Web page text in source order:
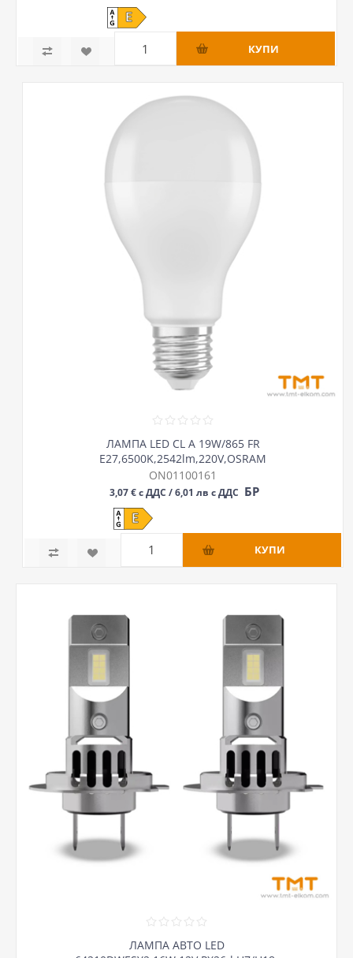
ЛАМПА LED CL A 19W/865 FR
Е27,6500K,2542lm,220V,OSRAM
ON01100161
3,07 € с ДДС / 6,01 лв с ДДС БР
ЛАМПА АВТО LED